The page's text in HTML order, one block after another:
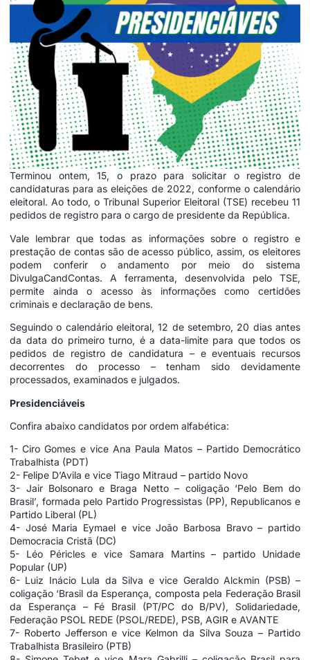
Terminou ontem, 15, o prazo para solicitar o registro de
candidaturas para as eleições de 2022, conforme o calendário
eleitoral. Ao todo, o Tribunal Superior Eleitoral (TSE) recebeu 11
pedidos de registro para o cargo de presidente da República.
Vale lembrar que todas as informações sobre o registro e
prestação de contas são de acesso público, assim, os eleitores
podem conferir o andamento por meio do sistema
DivulgaCandContas. A ferramenta, desenvolvida pelo TSE,
permite ainda o acesso às informações como certidões
criminais e declaração de bens.
Seguindo o calendário eleitoral, 12 de setembro, 20 dias antes
da data do primeiro turno, é a data-limite para que todos os
pedidos de registro de candidatura – e eventuais recursos
decorrentes do processo – tenham sido devidamente
processados, examinados e julgados.
Presidenciáveis
Confira abaixo candidatos por ordem alfabética:
1- Ciro Gomes e vice Ana Paula Matos – Partido Democrático
Trabalhista (PDT)
2- Felipe D’Avila e vice Tiago Mitraud – partido Novo
3- Jair Bolsonaro e Braga Netto – coligação ‘Pelo Bem do
Brasil’, formada pelo Partido Progressistas (PP), Republicanos e
Partido Liberal (PL)
4- José Maria Eymael e vice João Barbosa Bravo – partido
Democracia Cristã (DC)
5- Léo Péricles e vice Samara Martins – partido Unidade
Popular (UP)
6- Luiz Inácio Lula da Silva e vice Geraldo Alckmin (PSB) –
coligação ‘Brasil da Esperança, composta pela Federação Brasil
da Esperança – Fé Brasil (PT/PC do B/PV), Solidariedade,
Federação PSOL REDE (PSOL/REDE), PSB, AGIR e AVANTE
7- Roberto Jefferson e vice Kelmon da Silva Souza – Partido
Trabalhista Brasileiro (PTB)